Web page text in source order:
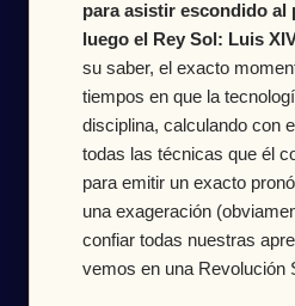
para asistir escondido al
luego el Rey Sol: Luis
su saber, el exacto
tiempos en que la
disciplina, calculando con
todas las técnicas que él
para emitir un exacto
una exageración
confiar todas nuestras
vemos en una Revolución